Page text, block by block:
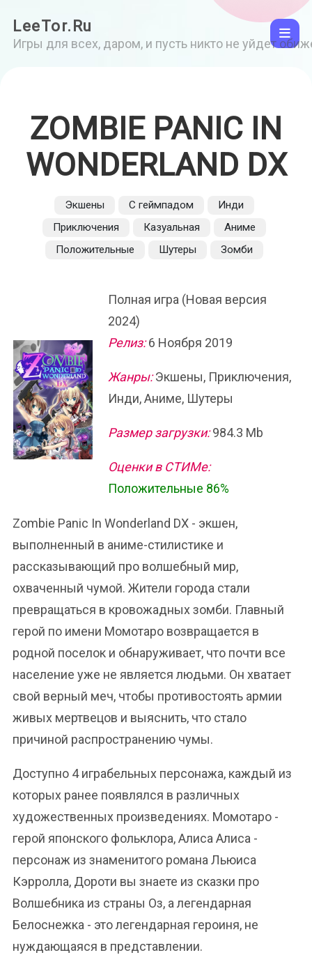
LeeTor.Ru
Игры для всех, даром, и пусть никто не уйдет
ZOMBIE PANIC IN
WONDERLAND DX
Экшены С геймпадом
Инди
Приключения
Казуальная
Аниме
Положительные
Шутеры Зомби
Полная игра (Новая версия
2024)
Релиз:6 Ноября 2019
Жанры:Экшены, Приключения,
Инди, Аниме, Шутеры
Размер загрузки:984.3 Mb
Оценки в СТИМе:
Положительные 86%
Zombie Panic In Wonderland DX - экшен,
выполненный в аниме-стилистике и
рассказывающий про волшебный мир,
охваченный чумой. Жители города стали
превращаться в кровожадных зомби. Главный
герой по имени Момотаро возвращается в
родной поселок и обнаруживает, что почти все
население уже не является людьми. Он хватает
свой верный меч, чтобы противостоять армии
живых мертвецов и выяснить, что стало
причиной распространению чумы.
Доступно 4 играбельных персонажа, каждый из
которых ранее появлялся в различных
художественных произведениях. Момотаро -
герой японского фольклора, Алиса Алиса -
персонаж из знаменитого романа Льюиса
Кэрролла, Дороти вы знаете из сказки про
Волшебника из страны Оз, а легендарная
Белоснежка - это легендарная героиня, не
нуждающаяся в представлении.